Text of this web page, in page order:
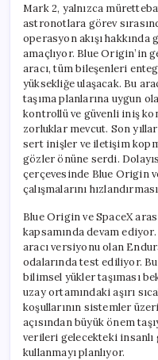
Mark 2, yalnızca
astronotlara görev
operasyon akışı
amaçlıyor. Blue Origin’in
aracı, tüm bileşenleri
yüksekliğe ulaşacak. Bu
taşıma planlarına uygun
kontrollü ve güvenli iniş
zorluklar mevcut. Son
sert inişler ve iletişim
gözler önüne serdi.
çerçevesinde Blue Origin
çalışmalarını
Blue Origin ve SpaceX
kapsamında devam
aracı versiyonu olan
odalarında test ediliyor.
bilimsel yükler taşıması
uzay ortamındaki aşırı
koşullarının sistemler
açısından büyük önem
verileri gelecekteki
kullanmayı planlıyor.